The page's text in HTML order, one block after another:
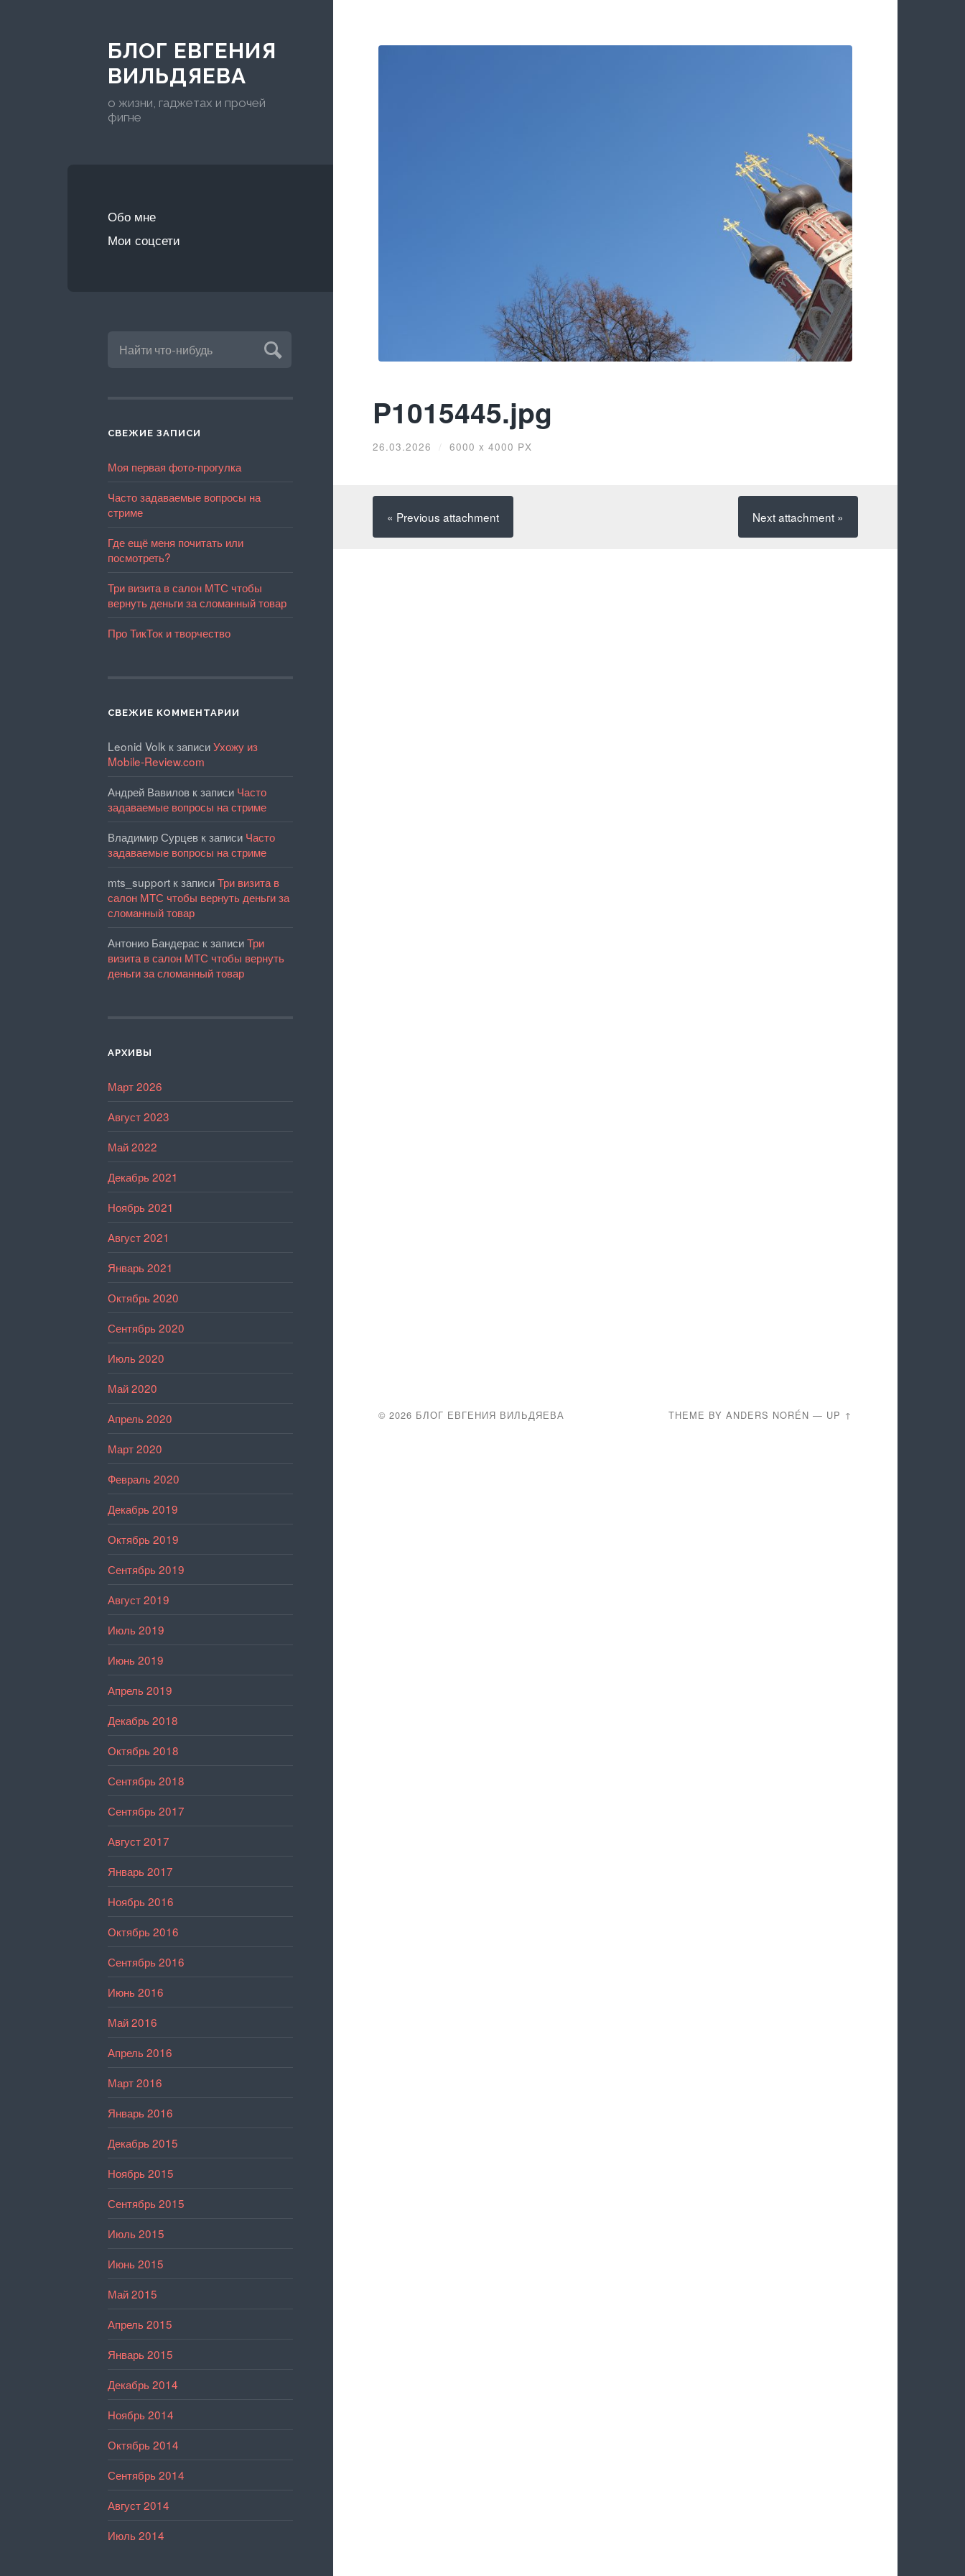
БЛОГ ЕВГЕНИЯ
ВИЛЬДЯЕВА
о жизни, гаджетах и прочей
фигне
Обо мне
Мои соцсети
СВЕЖИЕ ЗАПИСИ
Моя первая фото-прогулка
Часто задаваемые вопросы на
стриме
Где ещё меня почитать или
посмотреть?
Три визита в салон МТС чтобы
вернуть деньги за сломанный товар
Про ТикТок и творчество
СВЕЖИЕ КОММЕНТАРИИ
Leonid Volk к записиУхожу из
Mobile-Review.com
Андрей Вавиловк записи Часто
задаваемые вопросы на стриме
Владимир Сурцевк записи Часто
задаваемые вопросы на стриме
mts_supportк записиТри визита в
салон МТС чтобы вернуть деньги за
сломанный товар
Антонио Бандерас к записиТри
визита в салон МТС чтобы вернуть
деньги за сломанный товар
АРХИВЫ
Март 2026
Август 2023
Май 2022
Декабрь 2021
Ноябрь 2021
Август 2021
Январь 2021
Октябрь 2020
Сентябрь 2020
Июль 2020
Май 2020
Апрель 2020
Март 2020
Февраль 2020
Декабрь 2019
Октябрь 2019
Сентябрь 2019
Август 2019
Июль 2019
Июнь 2019
Апрель 2019
Декабрь 2018
Октябрь 2018
Сентябрь 2018
Сентябрь 2017
Август 2017
Январь 2017
Ноябрь 2016
Октябрь 2016
Сентябрь 2016
Июнь 2016
Май 2016
Апрель 2016
Март 2016
Январь 2016
Декабрь 2015
Ноябрь 2015
Сентябрь 2015
Июль 2015
Июнь 2015
Май 2015
Апрель 2015
Январь 2015
Декабрь 2014
Ноябрь 2014
Октябрь 2014
Сентябрь 2014
Август 2014
Июль 2014
P1015445.jpg
26.03.2026 / 6000 x 4000 PX
« Previous attachment Nextattachment»
© 2026 БЛОГ ЕВГЕНИЯ ВИЛЬДЯЕВА THEME BYANDERS NORÉN — UP ↑